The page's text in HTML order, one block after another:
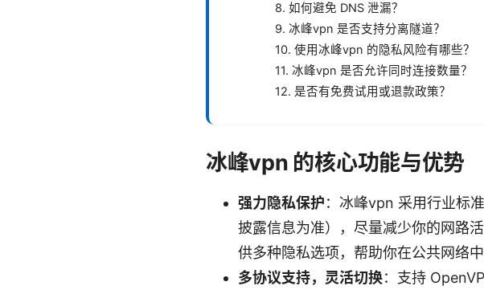
8. 如何避免 DNS 泄漏？
9. 冰峰vpn 是否支持分离隧道？
10. 使用冰峰vpn 的隐私风险有哪些？
11. 冰峰vpn 是否允许同时连接数量？
12. 是否有免费试用或退款政策？
冰峰vpn 的核心功能与优势
强力隐私保护：冰峰vpn 采用行业标
披露信息为准），尽量减少你的网路
供多种隐私选项，帮助你在公共网络中
多协议支持，灵活切换：支持